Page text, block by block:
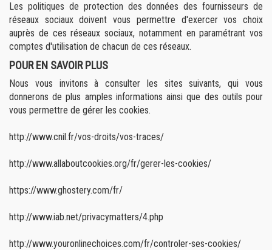
Les politiques de protection des données des fournisseurs de
réseaux sociaux doivent vous permettre d'exercer vos choix
auprès de ces réseaux sociaux, notamment en paramétrant vos
comptes d'utilisation de chacun de ces réseaux.
POUR EN SAVOIR PLUS
Nous vous invitons à consulter les sites suivants, qui vous
donnerons de plus amples informations ainsi que des outils pour
vous permettre de gérer les cookies.
http://www.cnil.fr/vos-droits/vos-traces/
http://www.allaboutcookies.org/fr/gerer-les-cookies/
https://www.ghostery.com/fr/
http://www.iab.net/privacymatters/4.php
http://www.youronlinechoices.com/fr/controler-ses-cookies/